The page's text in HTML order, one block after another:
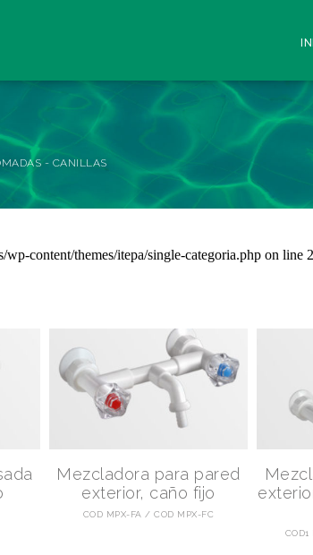
CANILLAS
content/themes/itepa/single-categoria.php on line
Mezcladora para pared
exterior, caño fijo
COD MPX-FA COD MPX-FC
COD1